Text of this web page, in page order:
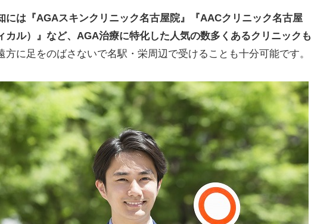
には『AGAスキンクリニック名古屋院』『AACクリニック名古屋
カル）』など、AGA治療に特化した人気の数多くあるクリニックも
方に足をのばさないで名駅・栄周辺で受けることも十分可能です。